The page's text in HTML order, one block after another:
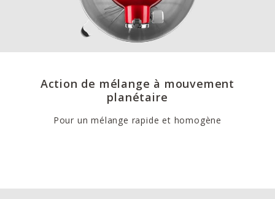
Action de mélange à mouvement
planétaire
Pour un mélange rapide et homogène